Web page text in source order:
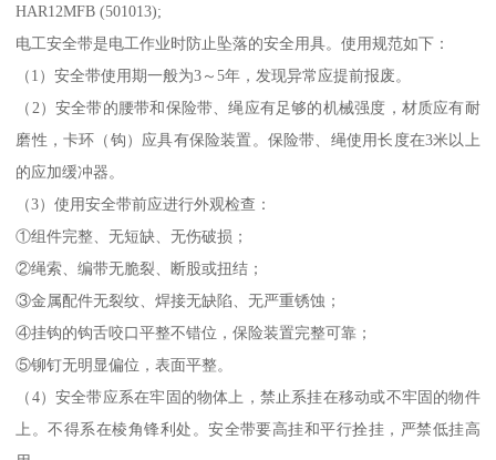
HAR12MFB (501013);
电工安全带是电工作业时防止坠落的安全用具。使用规范如下：
（1）安全带使用期一般为3～5年，发现异常应提前报废。
（2）安全带的腰带和保险带、绳应有足够的机械强度，材质应有耐
磨性，卡环（钩）应具有保险装置。保险带、绳使用长度在3米以上
的应加缓冲器。
（3）使用安全带前应进行外观检查：
①组件完整、无短缺、无伤破损；
②绳索、编带无脆裂、断股或扭结；
③金属配件无裂纹、焊接无缺陷、无严重锈蚀；
④挂钩的钩舌咬口平整不错位，保险装置完整可靠；
⑤铆钉无明显偏位，表面平整。
（4）安全带应系在牢固的物体上，禁止系挂在移动或不牢固的物件
上。不得系在棱角锋利处。安全带要高挂和平行拴挂，严禁低挂高